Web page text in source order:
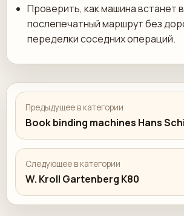
Проверить, как машина встанет
послепечатный маршрут без
переделки соседних операций.
Предыдущее в категории
Book binding machines Hans
Следующее в категории
W. Kroll Gartenberg K80